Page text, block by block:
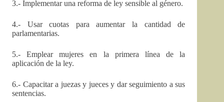
3.- Implementar una reforma de ley sensible al género.
4.- Usar cuotas para aumentar la cantidad de
parlamentarias.
5.- Emplear mujeres en la primera línea de la
aplicación de la ley.
6.- Capacitar a juezas y jueces y dar seguimiento a sus
sentencias.